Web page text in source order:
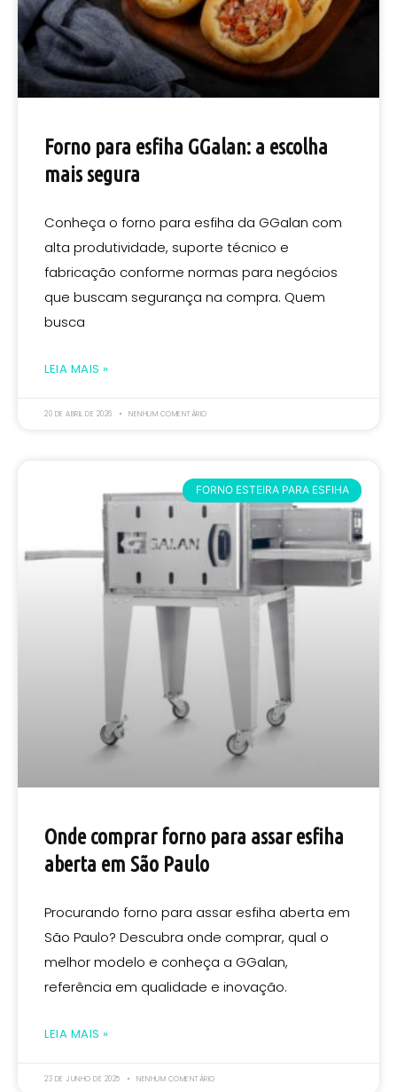
Forno para esfiha GGalan: a escolha
mais segura
Conheça o forno para esfiha da GGalan com
alta produtividade, suporte técnico e
fabricação conforme normas para negócios
que buscam segurança na compra. Quem
busca
LEIA MAIS »
20 DE ABRIL DE 2026 NENHUM COMENTÁRIO
FORNO ESTEIRA PARA ESFIHA
Onde comprar forno para assar esfiha
aberta em São Paulo
Procurando forno para assar esfiha aberta em
São Paulo? Descubra onde comprar, qual o
melhor modelo e conheça a GGalan,
referência em qualidade e inovação.
LEIA MAIS »
23 DE JUNHO DE 2025 NENHUM COMENTÁRIO